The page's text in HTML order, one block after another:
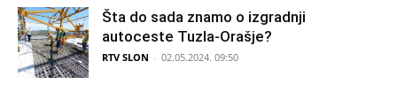
Šta do sada znamo o izgradnji
autoceste Tuzla-Orašje?
RTV SLON - 02.05.2024. 09:50